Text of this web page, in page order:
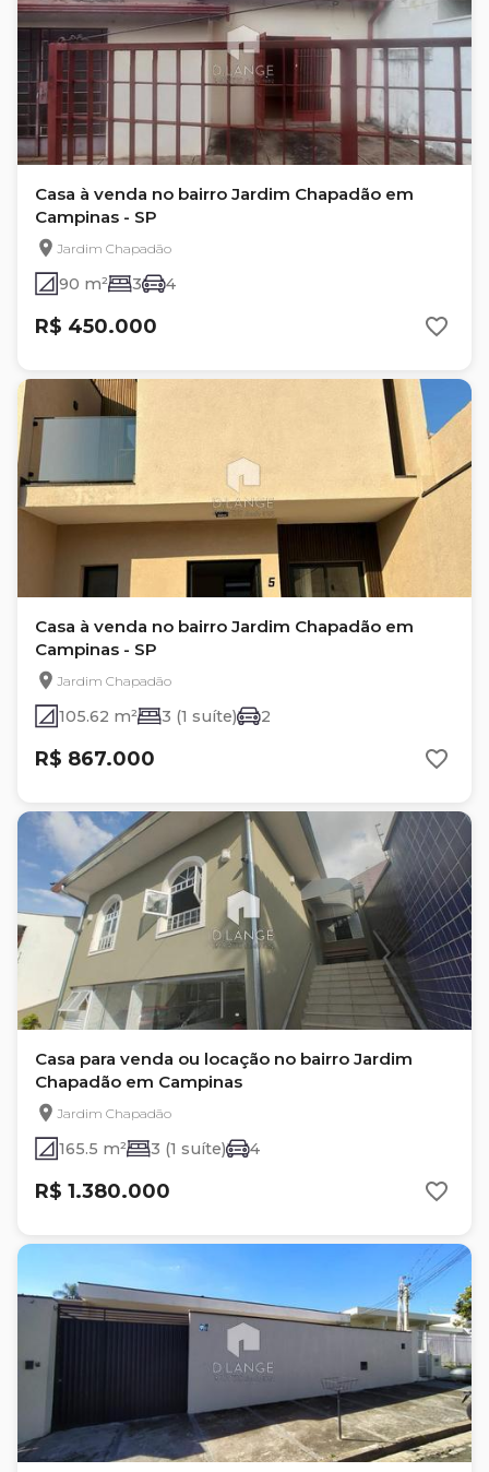
Casa à venda no bairro Jardim Chapadão em
Campinas - SP
Jardim Chapadão
90 m² 3 4
R$ 450.000
Casa à venda no bairro Jardim Chapadão em
Campinas - SP
Jardim Chapadão
105.62 m² 3 (1 suíte) 2
R$ 867.000
Casa para venda ou locação no bairro Jardim
Chapadão em Campinas
Jardim Chapadão
165.5 m² 3 (1 suíte) 4
R$ 1.380.000